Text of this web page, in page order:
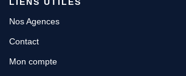
LIENS UTILES
Nos Agences
Contact
Mon compte